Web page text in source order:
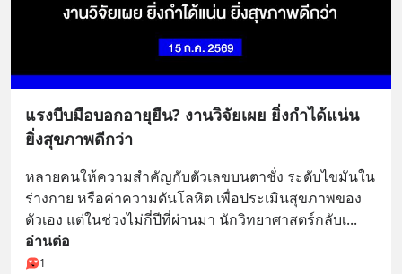
แรงบีบมือบอกอายุยืน? งานวิจัยเผย ยิ่งกำได้แน่น
ยิ่งสุขภาพดีกว่า
หลายคนให้ความสำคัญกับตัวเลขบนตาชั่ง ระดับไขมันใน
ร่างกาย หรือค่าความดันโลหิต เพื่อประเมินสุขภาพของ
ตัวเอง แต่ในช่วงไม่กี่ปีที่ผ่านมา นักวิทยาศาสตร์กลับเ
อ่านต่อ
1